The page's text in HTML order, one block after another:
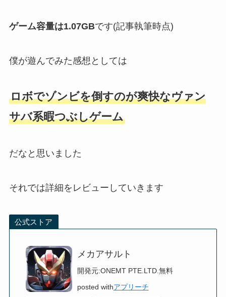
ゲーム容量は1.07GBです(記事執筆時点)
僕が遊んでみた感想としては
ロボでゾンビを倒すのが爽快なヴァン
サバ系暇つぶしゲーム
だなと思いました
それでは詳細をレビューしていきます
公式ストア
メカアサルト
開発元:ONEMT PTE.LTD. 無料
posted withアプリーチ